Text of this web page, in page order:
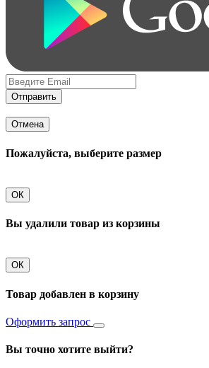
Отправить
Отмена
Пожалуйста, выберите размер
ОК
Вы удалили товар из корзины
ОК
Товар добавлен в корзину
Оформить запрос
Вы точно хотите выйти?